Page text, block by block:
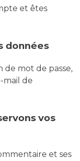
et êtes
données
de mot de passe,
mail de
vos
et ses